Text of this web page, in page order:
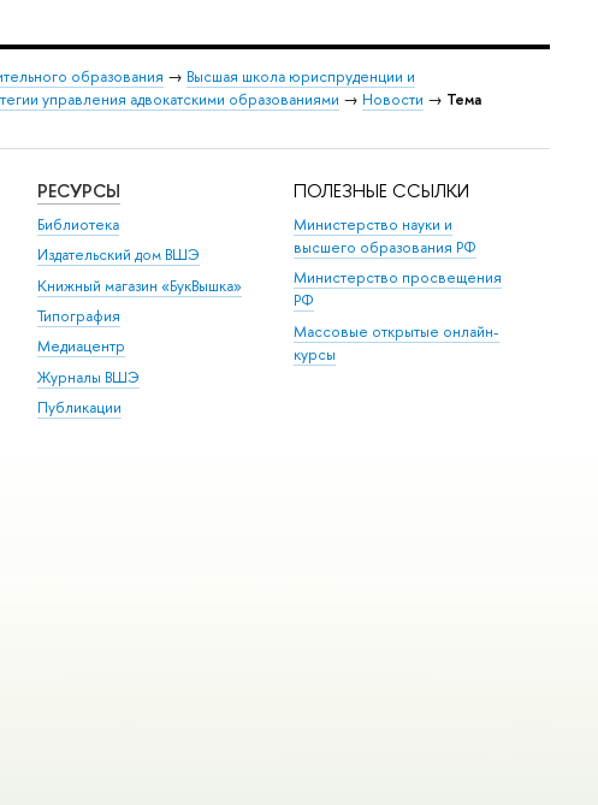
образования → Высшая школа юриспруденции и
управления адвокатскими образованиями → Новости → Тема
РЕСУРСЫ
Библиотека
Издательский дом ВШЭ
Книжный магазин «БукВышка»
Типография
Медиацентр
Журналы ВШЭ
Публикации
ПОЛЕЗНЫЕ ССЫЛКИ
Министерство науки и
высшего образования РФ
Министерство просвещения
РФ
Массовые открытые онлайн-
курсы